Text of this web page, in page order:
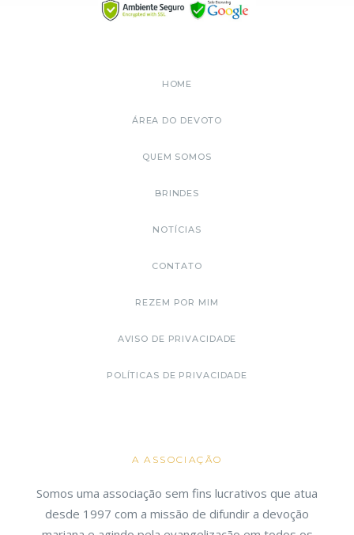
HOME
ÁREA DO DEVOTO
QUEM SOMOS
BRINDES
NOTÍCIAS
CONTATO
REZEM POR MIM
AVISO DE PRIVACIDADE
POLÍTICAS DE PRIVACIDADE
A ASSOCIAÇÃO
Somos uma associação sem fins lucrativos que atua
desde 1997 com a missão de difundir a devoção